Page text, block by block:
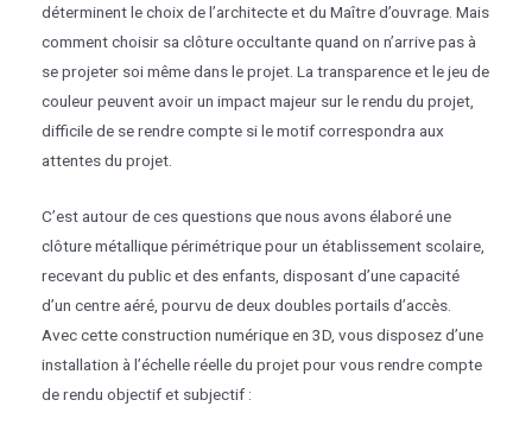
déterminent le choix de l’architecte et du Maître d’ouvrage. Mais
comment choisir sa clôture occultante quand on n’arrive pas à
se projeter soi même dans le projet. La transparence et le jeu de
couleur peuvent avoir un impact majeur sur le rendu du projet,
difficile de se rendre compte si le motif correspondra aux
attentes du projet.
C’est autour de ces questions que nous avons élaboré une
clôture métallique périmétrique pour un établissement scolaire,
recevant du public et des enfants, disposant d’une capacité
d’un centre aéré, pourvu de deux doubles portails d’accès.
Avec cette construction numérique en 3D, vous disposez d’une
installation à l’échelle réelle du projet pour vous rendre compte
de rendu objectif et subjectif :